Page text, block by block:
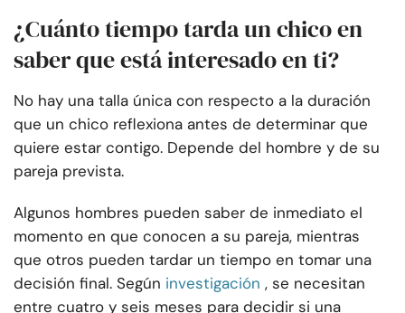
¿Cuánto tiempo tarda un chico en
saber que está interesado en ti?
No hay una talla única con respecto a la duración
que un chico reflexiona antes de determinar que
quiere estar contigo. Depende del hombre y de su
pareja prevista.
Algunos hombres pueden saber de inmediato el
momento en que conocen a su pareja, mientras
que otros pueden tardar un tiempo en tomar una
decisión final. Según investigación , se necesitan
entre cuatro y seis meses para decidir si una